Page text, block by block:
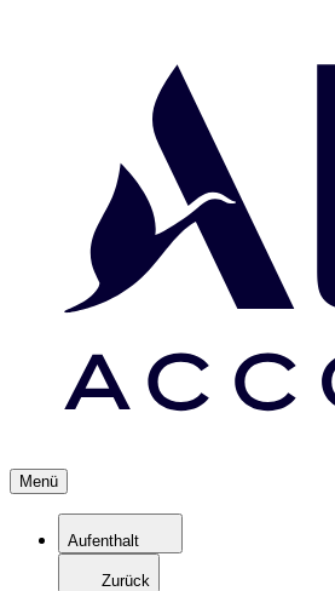
Menü
Aufenthalt
Zurück